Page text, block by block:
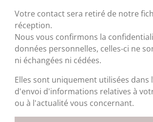
Votre contact sera retiré de notre
réception.
Nous vous confirmons la
données personnelles, celles-ci ne
ni échangées ni cédées.
Elles sont uniquement utilisées dans
d'envoi d'informations relatives à
ou à l'actualité vous concernant.